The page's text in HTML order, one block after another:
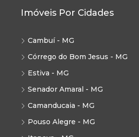
Imóveis Por Cidades
Cambuí - MG
Córrego do Bom Jesus - MG
Estiva - MG
Senador Amaral - MG
Camanducaia - MG
Pouso Alegre - MG